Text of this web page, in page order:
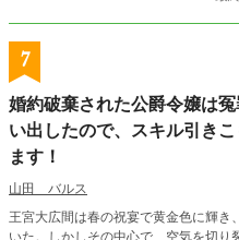
にも掲載しています。
7
婚約破棄された公爵令嬢は
い出したので、スキル引き
ます！
山田 バルス
王宮大広間は春の祝宴で黄金色に輝き
いた。しかしその中心で、空気を切